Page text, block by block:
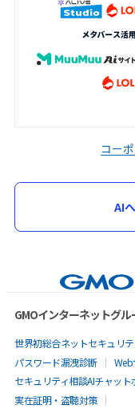
コー
AI
GMOインターネットグ
世界初総合ネットセキュリテ
パスワード漏洩診断
セキュリティ相談AIチャット
実在証明・盗聴対策